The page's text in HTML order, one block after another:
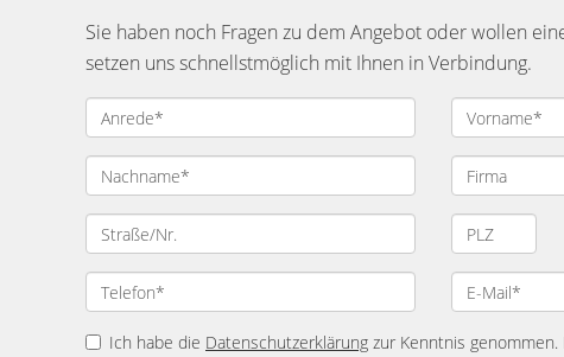
Sie haben noch Fragen zu dem Angebot oder wollen
setzen uns schnellstmöglich mit Ihnen in Verbindung.
Ich habe die Datenschutzerklärung zur Kenntnis